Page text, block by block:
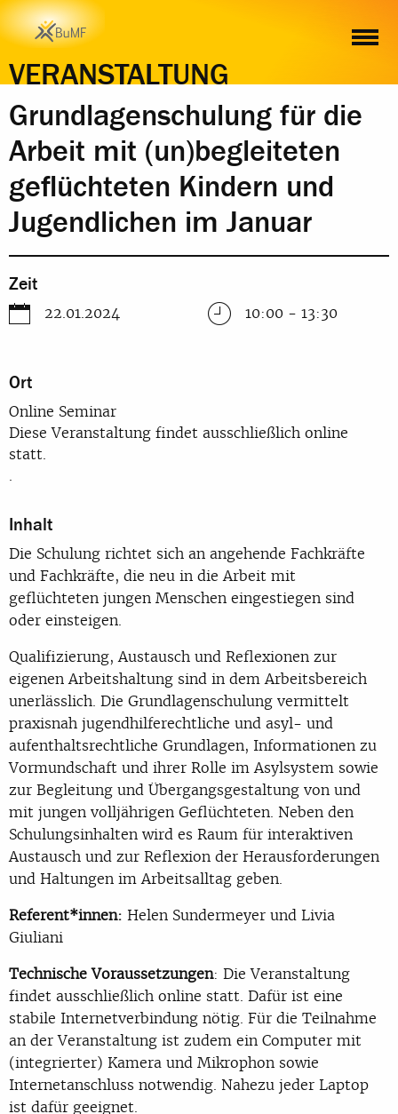
VERANSTALTUNG
ZEIT ORT
Grundlagenschulung für die
Arbeit mit (un)begleiteten
geflüchteten Kindern und
Jugendlichen im Januar
Zeit
22.01.2024 10:00 - 13:30
Ort
Online Seminar
Diese Veranstaltung findet ausschließlich online
statt.
.
Inhalt
Die Schulung richtet sich an angehende Fachkräfte
und Fachkräfte, die neu in die Arbeit mit
geflüchteten jungen Menschen eingestiegen sind
oder einsteigen.
Qualifizierung, Austausch und Reflexionen zur
eigenen Arbeitshaltung sind in dem Arbeitsbereich
unerlässlich. Die Grundlagenschulung vermittelt
praxisnah jugendhilferechtliche und asyl- und
aufenthaltsrechtliche Grundlagen, Informationen zu
Vormundschaft und ihrer Rolle im Asylsystem sowie
zur Begleitung und Übergangsgestaltung von und
mit jungen volljährigen Geflüchteten. Neben den
Schulungsinhalten wird es Raum für interaktiven
Austausch und zur Reflexion der Herausforderungen
und Haltungen im Arbeitsalltag geben.
Referent*innen: Helen Sundermeyer und Livia
Giuliani
Technische Voraussetzungen: Die Veranstaltung
findet ausschließlich online statt. Dafür ist eine
stabile Internetverbindung nötig. Für die Teilnahme
an der Veranstaltung ist zudem ein Computer mit
(integrierter) Kamera und Mikrophon sowie
Internetanschluss notwendig. Nahezu jeder Laptop
ist dafür geeignet.